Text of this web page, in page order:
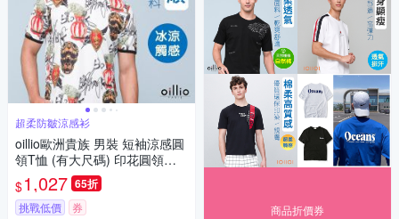
超柔防皺涼感衫
oillio歐洲貴族 男裝 短袖涼感圓
領T恤 (有大尺碼) 印花圓領衫
彈力 防皺 冰涼衫 白色 法國品
牌
$1,027 65折
挑戰低價 券 商品折價券